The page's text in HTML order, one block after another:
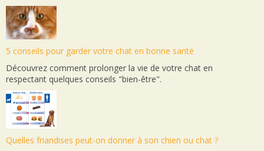
5 conseils pour garder votre chat en bonne santé
Découvrez comment prolonger la vie de votre chat en
respectant quelques conseils "bien-être".
Quelles friandises peut-on donner à son chien ou chat ?